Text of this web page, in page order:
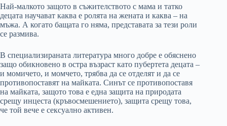
Най-малкото защото в съжителството с мама и татко
децата научават каква е ролята на жената и каква – на
мъжа. А когато бащата го няма, представата за тези роли
се размива.
В специализираната литература много добре е обяснено
защо обикновено в остра възраст като пубертета децата –
и момичето, и момчето, трябва да се отделят и да се
противопоставят на майката. Синът се противопоставя
на майката, защото това е една защита на природата
срещу инцеста (кръвосмешението), защита срещу това,
че той вече е сексуално активен.